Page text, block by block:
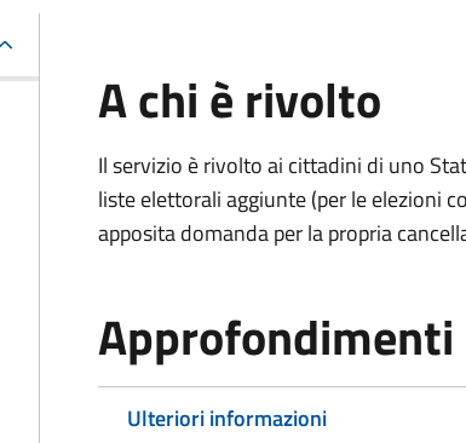
A chi è rivolto
Il servizio è rivolto ai cittadini di uno
liste elettorali aggiunte (per le elezioni
apposita domanda per la propria
Approfondimenti
Ulteriori informazioni